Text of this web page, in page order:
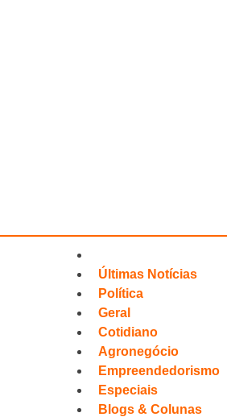
Últimas Notícias
Política
Geral
Cotidiano
Agronegócio
Empreendedorismo
Especiais
Blogs & Colunas